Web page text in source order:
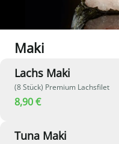
Maki
Lachs Maki
(8 Stück) Premium Lachsfilet
8,90 €
Tuna Maki